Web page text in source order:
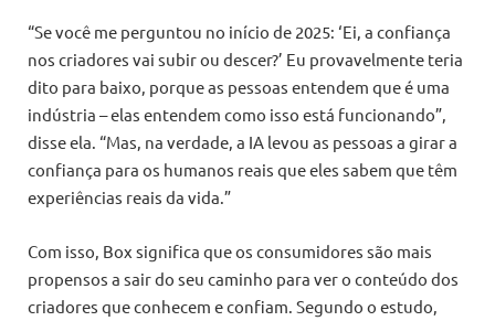
“Se você me perguntou no início de 2025: ‘Ei, a confiança
nos criadores vai subir ou descer?’ Eu provavelmente teria
dito para baixo, porque as pessoas entendem que é uma
indústria – elas entendem como isso está funcionando”,
disse ela. “Mas, na verdade, a IA levou as pessoas a girar a
confiança para os humanos reais que eles sabem que têm
experiências reais da vida.”
Com isso, Box significa que os consumidores são mais
propensos a sair do seu caminho para ver o conteúdo dos
criadores que conhecem e confiam. Segundo o estudo,